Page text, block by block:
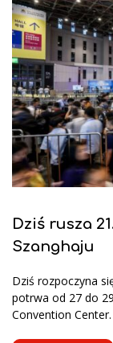
Dziś rusza
Szanghaju
Dziś rozpoczyna
potrwa od 27 do
Convention Center.